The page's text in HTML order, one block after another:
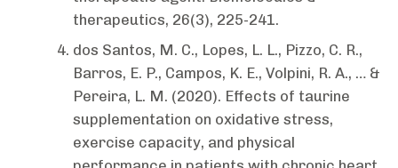
therapeutics, 26(3), 225-241.
dos Santos, M. C., Lopes, L. L., Pizzo, C. R.,
Barros, E. P., Campos, K. E., Volpini, R. A., … &
Pereira, L. M. (2020). Effects of taurine
supplementation on oxidative stress,
exercise capacity, and physical